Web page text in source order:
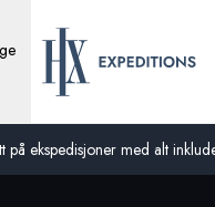
ekspedisjoner med alt